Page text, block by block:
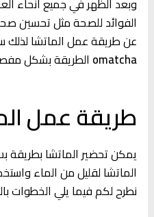
الفوائد للصحة مثل تحسين
عن طريقة عمل الماتشا
omatcha الطريقة بشكل
طريقة عمل
يمكن تحضير الماتشا
الماتشا لقليل من الماء
نطرح لكم فيما يلي الخطوات